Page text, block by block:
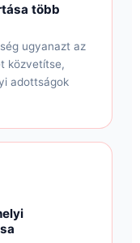
több
ugyanazt az
közvetítse,
adottságok